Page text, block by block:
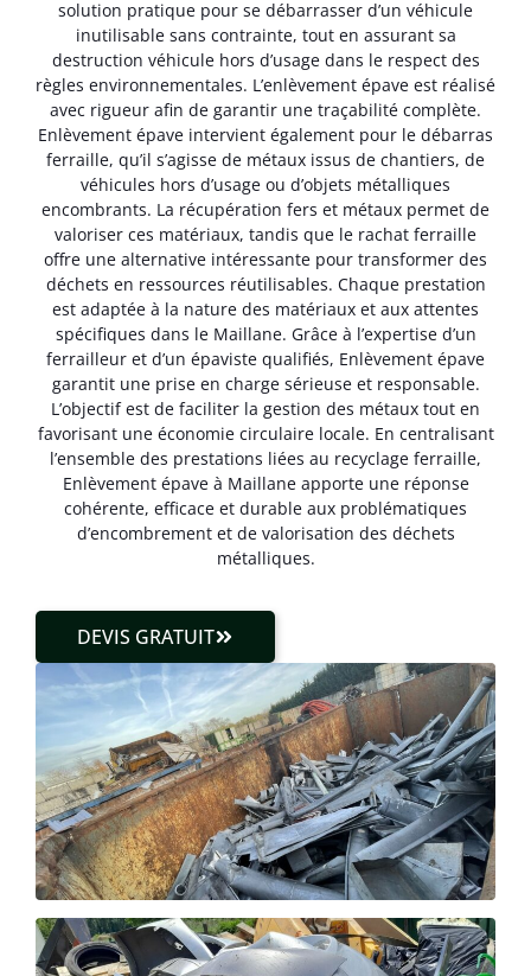
solution pratique pour se débarrasser d’un véhicule
inutilisable sans contrainte, tout en assurant sa
destruction véhicule hors d’usage dans le respect des
règles environnementales. L’enlèvement épave est réalisé
avec rigueur afin de garantir une traçabilité complète.
Enlèvement épave intervient également pour le débarras
ferraille, qu’il s’agisse de métaux issus de chantiers, de
véhicules hors d’usage ou d’objets métalliques
encombrants. La récupération fers et métaux permet de
valoriser ces matériaux, tandis que le rachat ferraille
offre une alternative intéressante pour transformer des
déchets en ressources réutilisables. Chaque prestation
est adaptée à la nature des matériaux et aux attentes
spécifiques dans le Maillane. Grâce à l’expertise d’un
ferrailleur et d’un épaviste qualifiés, Enlèvement épave
garantit une prise en charge sérieuse et responsable.
L’objectif est de faciliter la gestion des métaux tout en
favorisant une économie circulaire locale. En centralisant
l’ensemble des prestations liées au recyclage ferraille,
Enlèvement épave à Maillane apporte une réponse
cohérente, efficace et durable aux problématiques
d’encombrement et de valorisation des déchets
métalliques.
DEVIS GRATUIT